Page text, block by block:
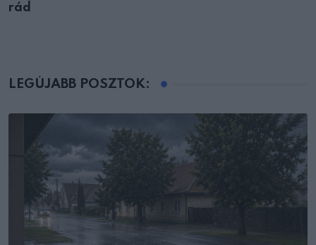
rád
LEGÚJABB POSZTOK: